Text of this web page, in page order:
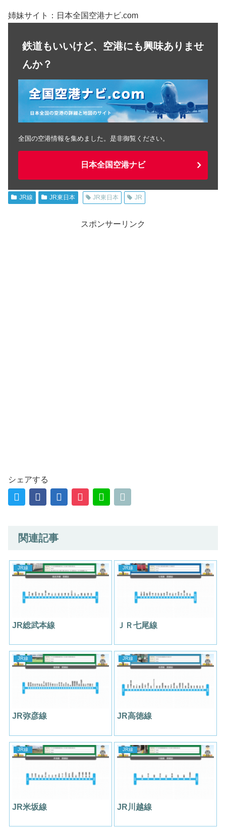
姉妹サイト：日本全国空港ナビ.com
鉄道もいいけど、空港にも興味ありませ
んか？
全国の空港情報を集めました。是非御覧ください。
日本全国空港ナビ
JR線 JR東日本 JR東日本 JR
スポンサーリンク
シェアする
関連記事
JR線
JR総武本線
JR線
ＪＲ七尾線
JR線
JR弥彦線
JR線
JR高徳線
JR線
JR米坂線
JR線
JR川越線